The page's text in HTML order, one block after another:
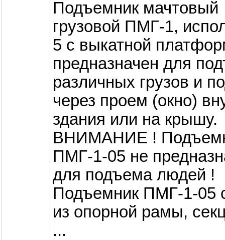
Подъемник мачтовый
грузовой ПМГ-1,
5 с выкатной
предназначен для
различных грузов и
через проем (окно)
здания или на крышу.
ВНИМАНИЕ !
ПМГ-1-05 не
для подъема людей !
Подъемник ПМГ-1-05
из опорной рамы,
...